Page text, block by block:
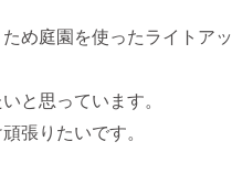
め庭園を使ったライトアッ
と思っています。
張りたいです。